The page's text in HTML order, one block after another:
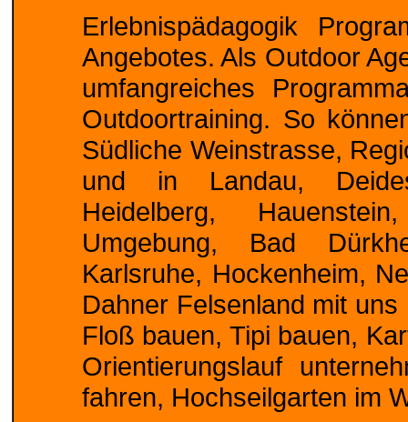
Erlebnispädagogik
Angebotes. Als Outdoor
umfangreiches
Outdoortraining. So
Südliche Weinstrasse,
und in Landau,
Heidelberg,
Umgebung, Bad
Karlsruhe, Hockenheim,
Dahner Felsenland mit
Floß bauen, Tipi bauen,
Orientierungslauf
fahren, Hochseilgarten im